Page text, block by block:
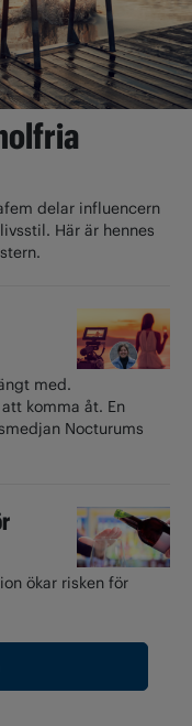
delar influencern
Här är hennes
med.
komma åt. En
Nocturums
ökar risken för